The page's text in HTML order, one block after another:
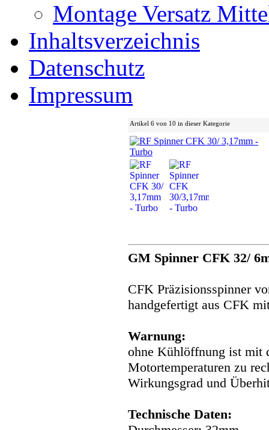
Montage Versatz
Inhaltsverzeichnis
Datenschutz
Impressum
Artikel 6 von 10 in dieser Kategorie
GM Spinner CFK 32/
CFK Präzisionsspinner
handgefertigt aus CFK
Warnung:
ohne Kühlöffnung ist mit
Motortemperaturen zu
Wirkungsgrad und
Technische Daten: